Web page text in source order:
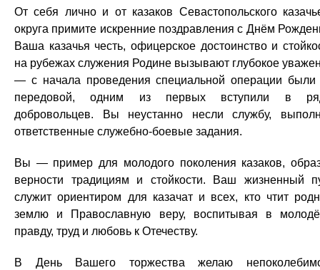
От себя лично и от казаков Севастопольского
округа примите искренние поздравления с Днём
Ваша казачья честь, офицерское достоинство и
на рубежах служения Родине вызывают глубокое
— с начала проведения специальной операции были
передовой, одним из первых вступили в
добровольцев. Вы неустанно несли службу,
ответственные служебно-боевые задания.
Вы — пример для молодого поколения казаков,
верности традициям и стойкости. Ваш жизненный
служит ориентиром для казачат и всех, кто чтит
землю и Православную веру, воспитывая в
правду, труд и любовь к Отечеству.
В День Вашего торжества желаю